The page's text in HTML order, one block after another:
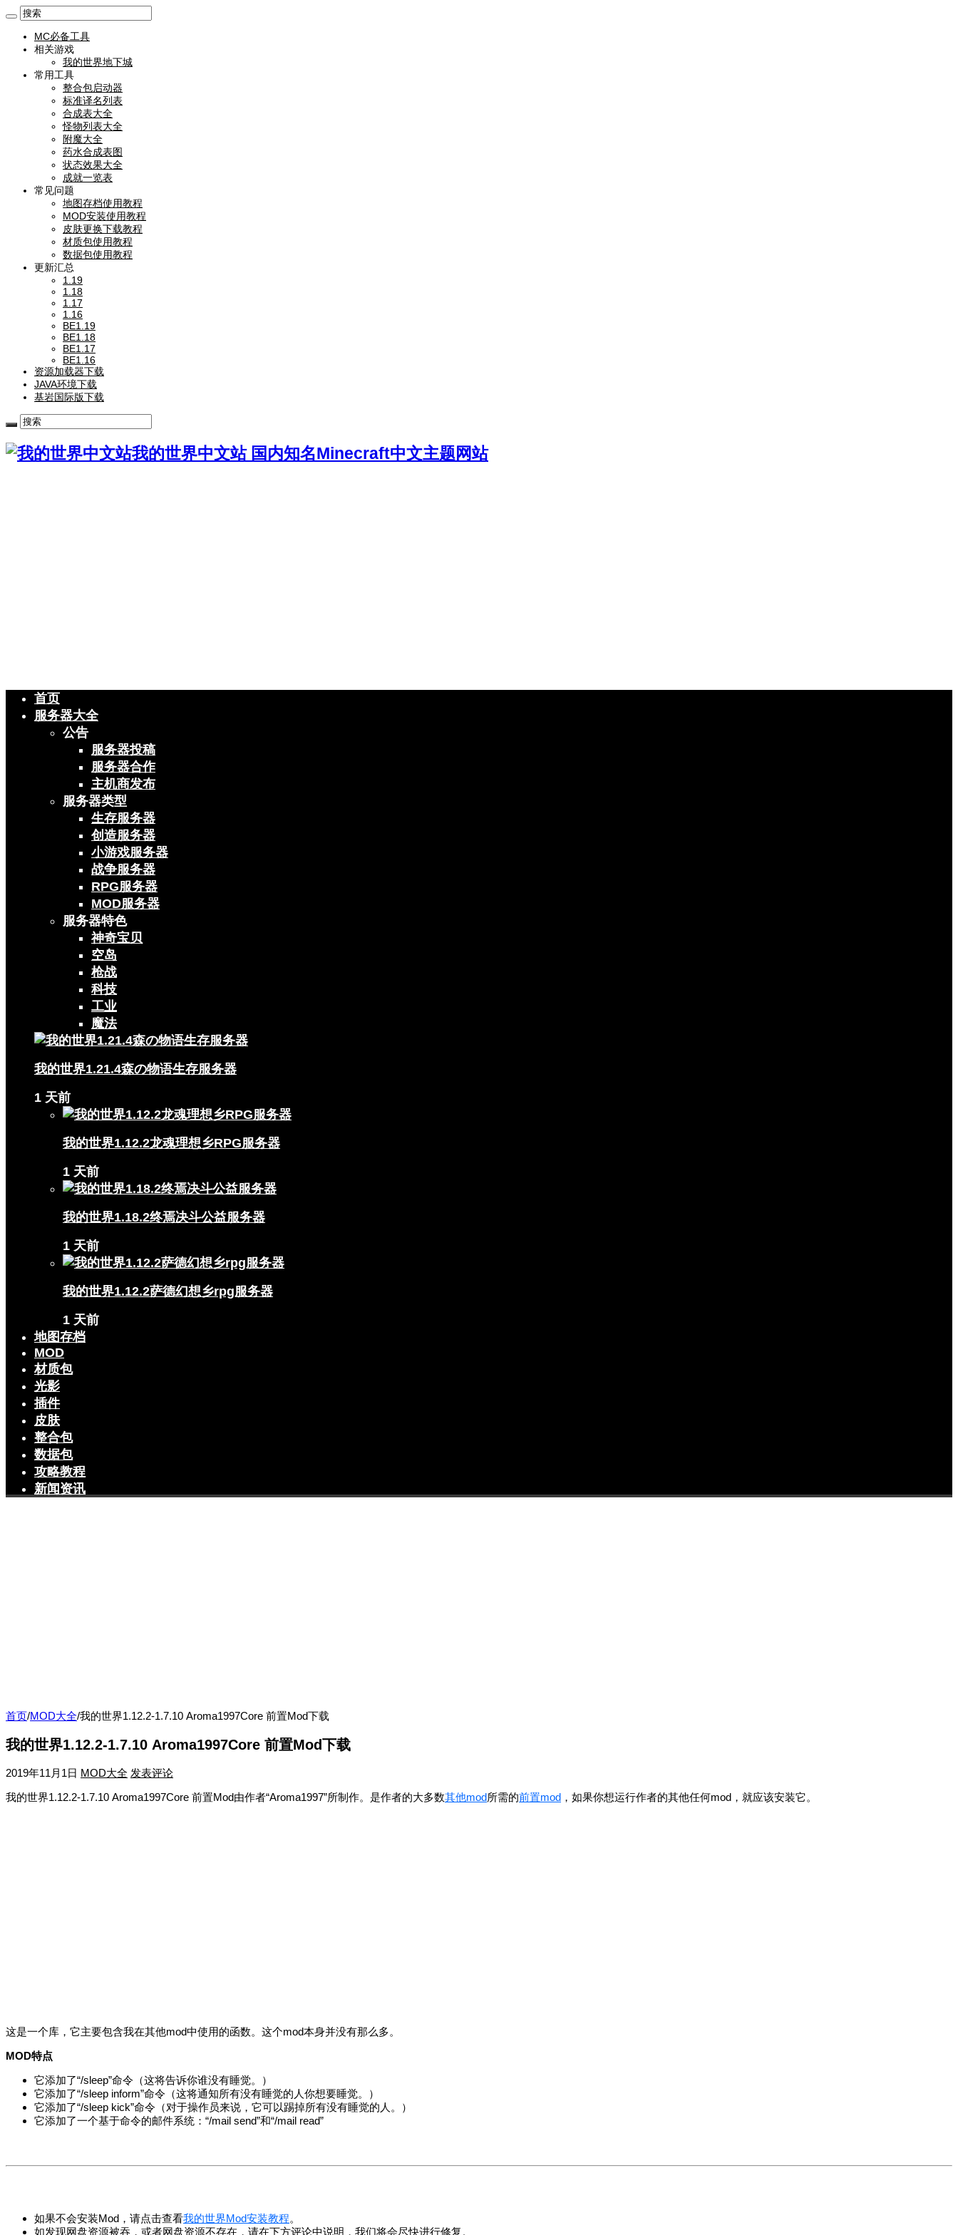
MC必备工具
相关游戏
我的世界地下城
常用工具
整合包启动器
标准译名列表
合成表大全
怪物列表大全
附魔大全
药水合成表图
状态效果大全
成就一览表
常见问题
地图存档使用教程
MOD安装使用教程
皮肤更换下载教程
材质包使用教程
数据包使用教程
更新汇总
1.19
1.18
1.17
1.16
BE1.19
BE1.18
BE1.17
BE1.16
资源加载器下载
JAVA环境下载
基岩国际版下载
我的世界中文站 国内知名Minecraft中文主题网站
首页
服务器大全
公告
服务器投稿
服务器合作
主机商发布
服务器类型
生存服务器
创造服务器
小游戏服务器
战争服务器
RPG服务器
MOD服务器
服务器特色
神奇宝贝
空岛
枪战
科技
工业
魔法
我的世界1.21.4森の物语生存服务器
1 天前
我的世界1.12.2龙魂理想乡RPG服务器
1 天前
我的世界1.18.2终焉决斗公益服务器
1 天前
我的世界1.12.2萨德幻想乡rpg服务器
1 天前
地图存档
MOD
材质包
光影
插件
皮肤
整合包
数据包
攻略教程
新闻资讯
首页/MOD大全/我的世界1.12.2-1.7.10 Aroma1997Core 前置Mod下载
我的世界1.12.2-1.7.10 Aroma1997Core 前置Mod下载
2019年11月1日 MOD大全 发表评论
我的世界1.12.2-1.7.10 Aroma1997Core 前置Mod由作者“Aroma1997”所制作。是作者的大多数其他mod所需的前置mod ，如果你想运行作者的其他任何mod，就应该安装它。
这是一个库，它主要包含我在其他mod中使用的函数。这个mod本身并没有那么多。
MOD特点
它添加了“/sleep”命令（这将告诉你谁没有睡觉。）
它添加了“/sleep inform”命令（这将通知所有没有睡觉的人你想要睡觉。）
它添加了“/sleep kick”命令（对于操作员来说，它可以踢掉所有没有睡觉的人。）
它添加了一个基于命令的邮件系统：“/mail send”和“/mail read”
如果不会安装Mod，请点击查看我的世界Mod安装教程。
如发现网盘资源被吞，或者网盘资源不存在，请在下方评论中说明，我们将会尽快进行修复。